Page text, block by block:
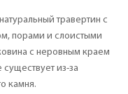
травертин с
порами и слоистыми
с неровным краем
из-за
камня.